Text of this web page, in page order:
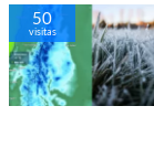
50
visitas